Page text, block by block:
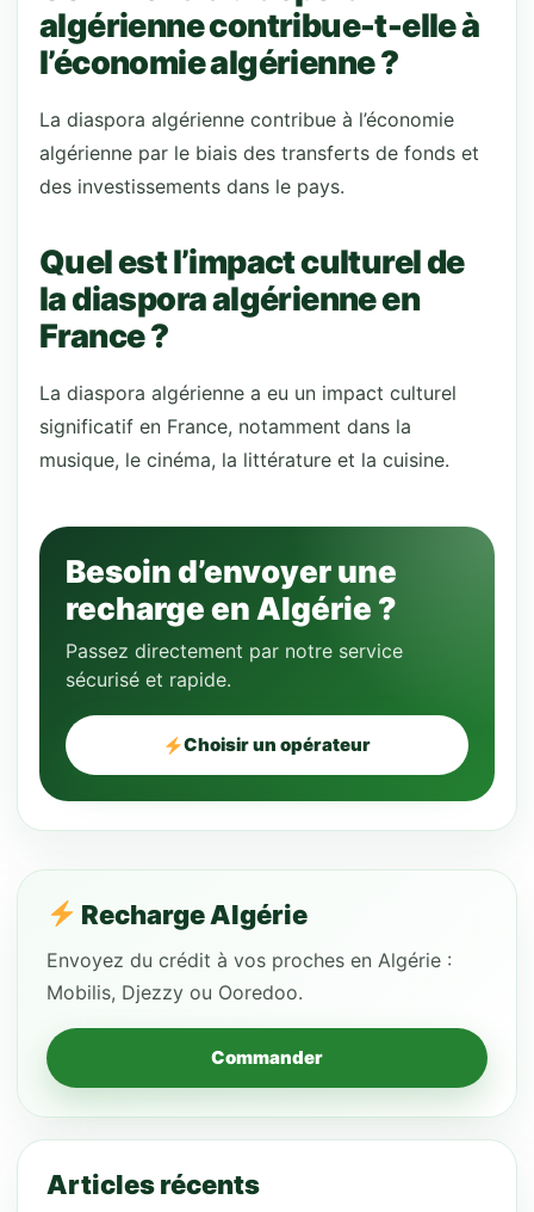
algérienne contribue-t-elle à
l’économie algérienne ?
La diaspora algérienne contribue à l’économie
algérienne par le biais des transferts de fonds et
des investissements dans le pays.
Quel est l’impact culturel de
la diaspora algérienne en
France ?
La diaspora algérienne a eu un impact culturel
significatif en France, notamment dans la
musique, le cinéma, la littérature et la cuisine.
Besoin d’envoyer une
recharge en Algérie ?
Passez directement par notre service
sécurisé et rapide.
Choisir un opérateur
Recharge Algérie
Envoyez du crédit à vos proches en Algérie :
Mobilis, Djezzy ou Ooredoo.
Commander
Articles récents